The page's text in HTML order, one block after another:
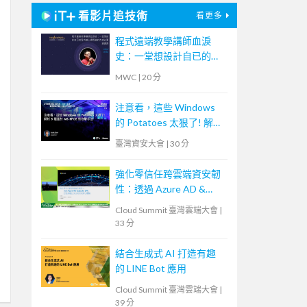
看影片追技術 看更多
程式遠端教學講師血淚
史：一堂想設計自已的程
式線上課程者的先修必要
MWC | 20 分
注意看，這些 Windows
的 Potatoes 太狠了! 解析
5 種基於 MS-RPCE 的攻
臺灣資安大會 | 30 分
強化零信任跨雲端資安韌
性：透過 Azure AD &
Zscaler ZPA 打造無縫且
安全的居家辦公體驗
Cloud Summit 臺灣雲端大會 |
33 分
結合生成式 AI 打造有趣
的 LINE Bot 應用
Cloud Summit 臺灣雲端大會 |
39 分